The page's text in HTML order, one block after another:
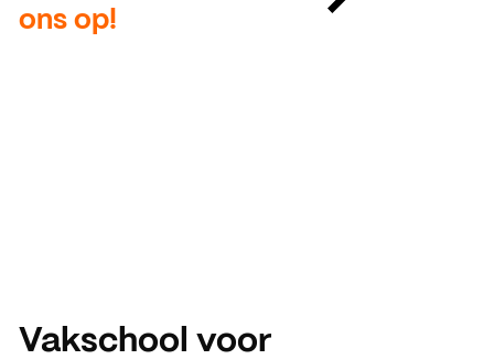
ons op!
Vakschool voor